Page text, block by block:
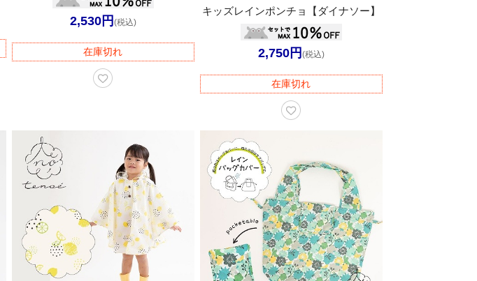
2,530円 (税込)
在庫切れ
キッズレインポンチョ【ダイナソー】
2,750円 (税込)
在庫切れ